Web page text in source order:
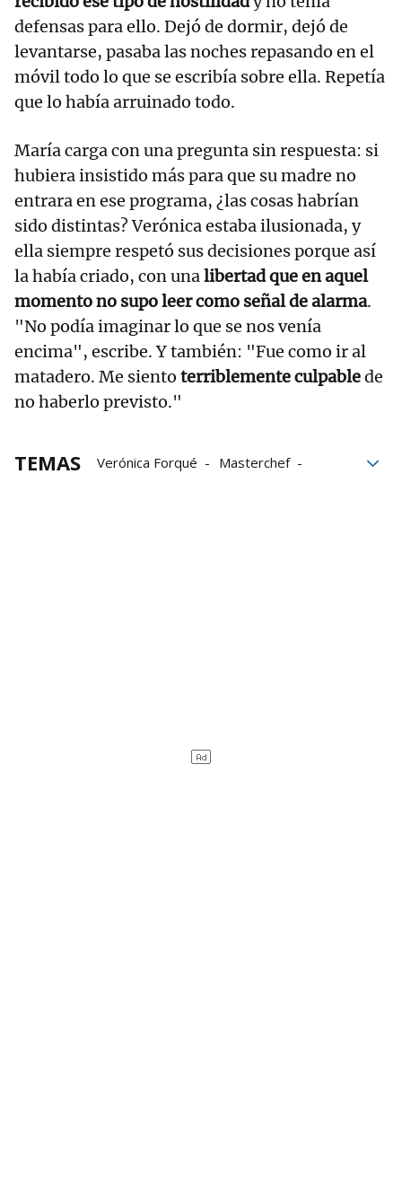
defensas para ello. Dejó de dormir, dejó de
levantarse, pasaba las noches repasando en el
móvil todo lo que se escribía sobre ella. Repetía
que lo había arruinado todo.
María carga con una pregunta sin respuesta: si
hubiera insistido más para que su madre no
entrara en ese programa, ¿las cosas habrían
sido distintas? Verónica estaba ilusionada, y
ella siempre respetó sus decisiones porque así
la había criado, con unalibertad que en aquel
momento no supo leer como señal de alarma.
"No podía imaginar lo que se nos venía
encima", escribe. Y también: "Fue como ir al
matadero. Me siento terriblemente culpablede
no haberlo previsto."
TEMAS Verónica Forqué
Masterchef